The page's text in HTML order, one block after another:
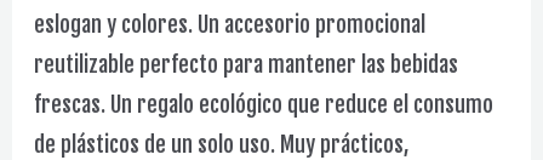
eslogan y colores. Un accesorio promocional
reutilizable perfecto para mantener las bebidas
frescas. Un regalo ecológico que reduce el consumo
de plásticos de un solo uso. Muy prácticos,